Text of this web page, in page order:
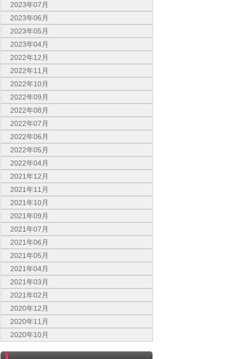
2023年07月
2023年06月
2023年05月
2023年04月
2022年12月
2022年11月
2022年10月
2022年09月
2022年08月
2022年07月
2022年06月
2022年05月
2022年04月
2021年12月
2021年11月
2021年10月
2021年09月
2021年07月
2021年06月
2021年05月
2021年04月
2021年03月
2021年02月
2020年12月
2020年11月
2020年10月